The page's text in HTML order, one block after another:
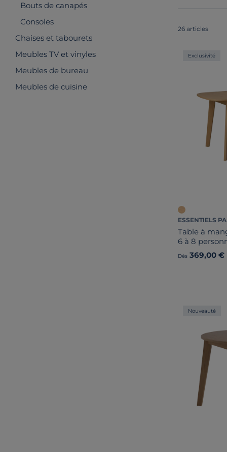
Bouts de canapés
Consoles
Chaises et tabourets
Meubles TV et vinyles
Meubles de bureau
Meubles de cuisine
26 articles
Exclusivité
ESSENTIELS
Table à
6 à 8
Dès 369,00 €
Nouveauté